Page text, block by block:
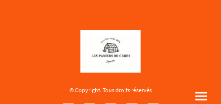
© Copyright. Tous droits réservés